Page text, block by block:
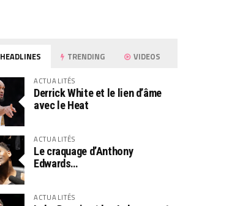
HEADLINES TRENDING VIDEOS
ACTUALITÉS
Derrick White et le lien d’âme
avec le Heat
ACTUALITÉS
Le craquage d’Anthony
Edwards…
ACTUALITÉS